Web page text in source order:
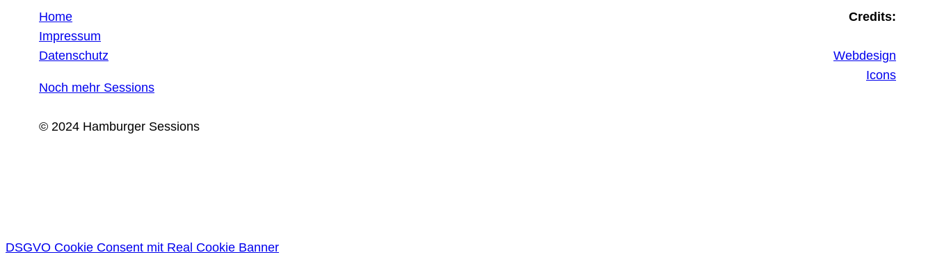
Home
Impressum
Datenschutz
Noch mehr Sessions
© 2024 Hamburger Sessions
Credits:
Webdesign
Icons
DSGVO Cookie Consent mit Real Cookie Banner